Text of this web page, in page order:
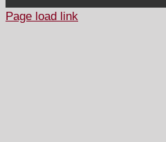
Page load link